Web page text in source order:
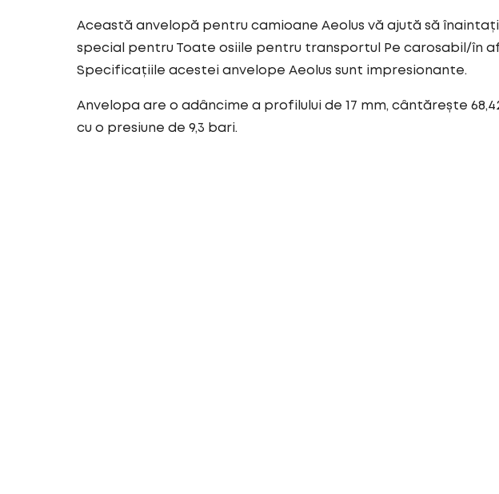
Această anvelopă pentru camioane Aeolus vă ajută să
special pentru Toate osiile pentru transportul Pe carosabil/în
Specificațiile acestei anvelope Aeolus sunt impresionante.
Anvelopa are o adâncime a profilului de 17 mm, cântărește
cu o presiune de 9,3 bari.